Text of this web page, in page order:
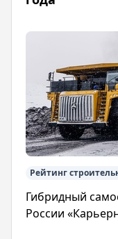
Рейтинг
Гибридный
России